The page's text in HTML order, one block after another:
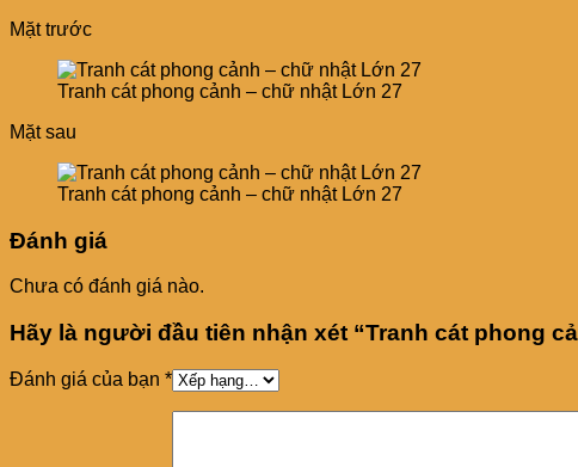
Mặt trước
Tranh cát phong cảnh – chữ nhật Lớn 27
Mặt sau
Tranh cát phong cảnh – chữ nhật Lớn 27
Đánh giá
Chưa có đánh giá nào.
Hãy là người đầu tiên nhận xét “Tranh cát phong
Đánh giá của bạn *